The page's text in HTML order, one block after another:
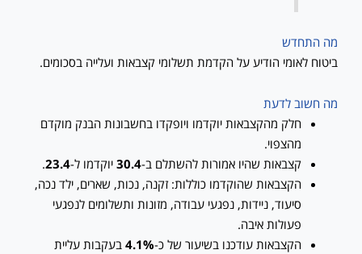
מה התחדש
ביטוח לאומי הודיע על הקדמת תשלומי קצבאות ועלייה בסכומים.
מה חשוב לדעת
חלק מהקצבאות יוקדמו ויופקדו בחשבונות הבנק מוקדם
מהצפוי.
קצבאות שהיו אמורות להשתלם ב-30.4 יוקדמו ל-23.4
.
הקצבאות שהוקדמו כוללות: זקנה, נכות, שארים, ילד נכה,
סיעוד, ניידות, נפגעי עבודה, מזונות ותשלומים לנפגעי
פעולות איבה.
הקצבאות עודכנו בשיעור של כ-4.1% בעקבות עליית